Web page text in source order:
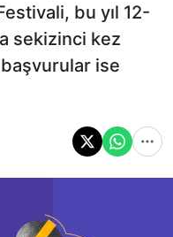
bu yıl 12-
sekizinci kez
ise